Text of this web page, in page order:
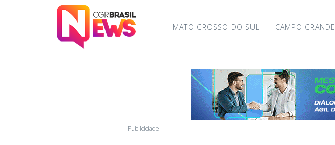
MATO GROSSO DO SUL CAMPO GRANDE
Publicidade